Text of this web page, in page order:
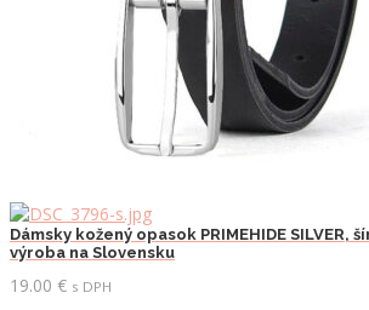
Dámsky kožený opasok PRIMEHIDE SILVER,
výroba na Slovensku
19.00 € s DPH